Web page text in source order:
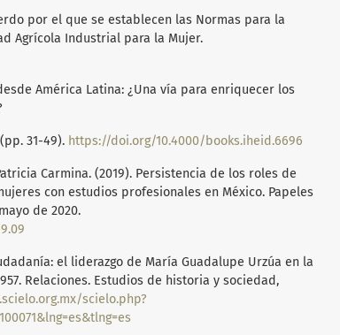
por el que se establecen las Normas para la
Agrícola Industrial para la Mujer.
América Latina: ¿Una vía para enriquecer los
31-49). https://doi.org/10.4000/books.iheid.6696
Carmina. (2019). Persistencia de los roles de
con estudios profesionales en México. Papeles
de 2020.
el liderazgo de María Guadalupe Urzúa en la
Relaciones. Estudios de historia y sociedad,
scielo.php?